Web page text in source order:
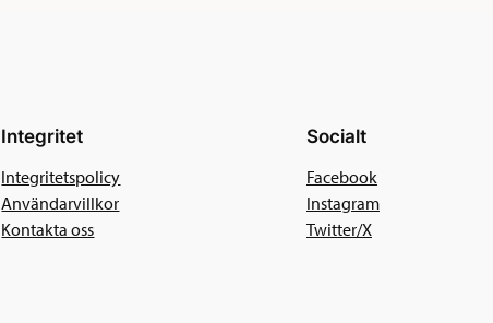
Integritet
Integritetspolicy
Användarvillkor
Kontakta oss
Socialt
Facebook
Instagram
Twitter/X